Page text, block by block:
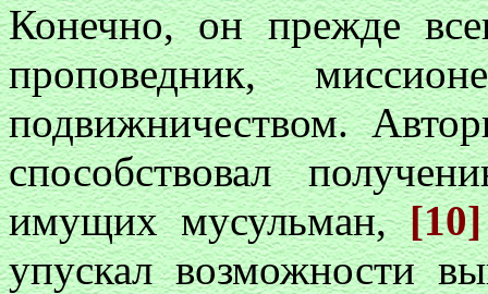
Конечно, он прежде
проповедник,
подвижничеством.
способствовал
имущих мусульман,[10]
упускал возможности